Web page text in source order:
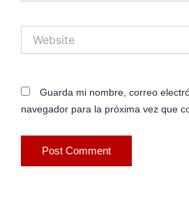
Guarda mi nombre, correo
navegador para la próxima vez que